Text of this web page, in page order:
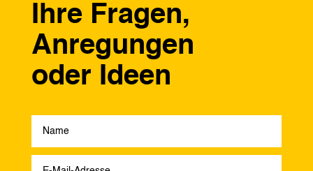
Ihre Fragen,
Anregungen
oder Ideen